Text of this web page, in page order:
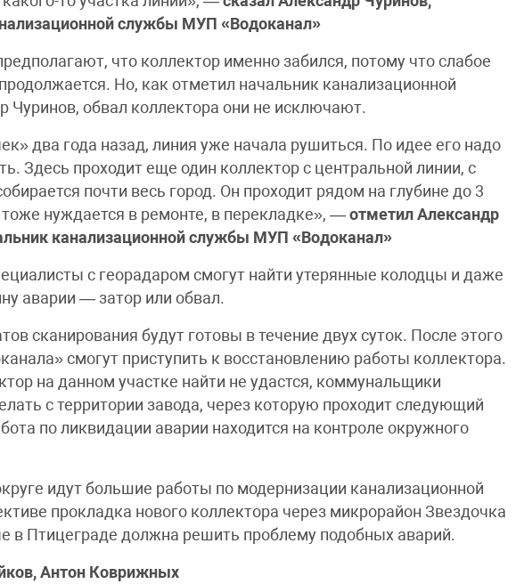
службы МУП «Водоканал»
что коллектор именно забился, потому что слабое
Но, как отметил начальник канализационной
Чуринов, обвал коллектора они не исключают.
два года назад, линия уже начала рушиться. По идее его надо
Здесь проходит еще один коллектор с центральной линии, с
почти весь город. Он проходит рядом на глубине до 3
тоже нуждается в ремонте, в перекладке», —отметил Александр
канализационной службы МУП «Водоканал»
с георадаром смогут найти утерянные колодцы и даже
аварии — затор или обвал.
сканирования будут готовы в течение двух суток. После этого
смогут приступить к восстановлению работы коллектора.
на данном участке найти не удастся, коммунальщики
с территории завода, через которую проходит следующий
по ликвидации аварии находится на контроле окружного
идут большие работы по модернизации канализационной
прокладка нового коллектора через микрорайон Звездочка
в Птицеграде должна решить проблему подобных аварий.
Антон Коврижных